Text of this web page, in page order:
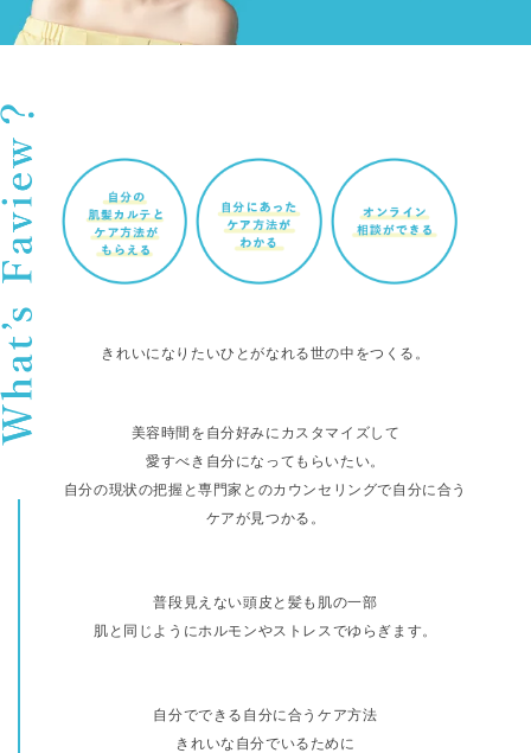
きれいになりたいひとがなれる世の中をつくる。
美容時間を自分好みにカスタマイズして
愛すべき自分になってもらいたい。
自分の現状の把握と専門家とのカウンセリングで自分に合う
ケアが見つかる。
普段見えない頭皮と髪も肌の一部
肌と同じようにホルモンやストレスでゆらぎます。
自分でできる自分に合うケア方法
きれいな自分でいるために